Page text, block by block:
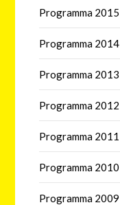
Programma 2015
Programma 2014
Programma 2013
Programma 2012
Programma 2011
Programma 2010
Programma 2009